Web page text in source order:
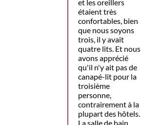
et les oreillers
étaient très
confortables, bien
que nous soyons
trois, il y avait
quatre lits. Et nous
avons apprécié
qu'il n'y ait pas de
canapé-lit pour la
troisième
personne,
contrairement à la
plupart des hôtels.
La salle de bain